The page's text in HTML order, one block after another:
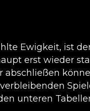
Ewigkeit, ist
erst wieder
unteren